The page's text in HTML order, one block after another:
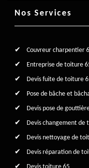
Nos Services
Couvreur charpentier
Entreprise de toiture
Devis fuite de toiture
Pose de bâche et
Devis pose de
Devis changement de
Devis nettoyage de
Devis réparation de